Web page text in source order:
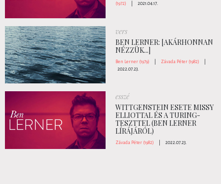
(1972)
2021.04.17.
vers
BEN LERNER: [AKÁRHONNAN
NÉZZÜK...]
Ben Lerner (1979) Závada Péter (1982)
2022.07.23.
esszé
WITTGENSTEIN ESETE MISSY
ELLIOTTAL ÉS A TURING-
TESZTTEL (BEN LERNER
LÍRÁJÁRÓL)
Závada Péter (1982) 2022.07.23.